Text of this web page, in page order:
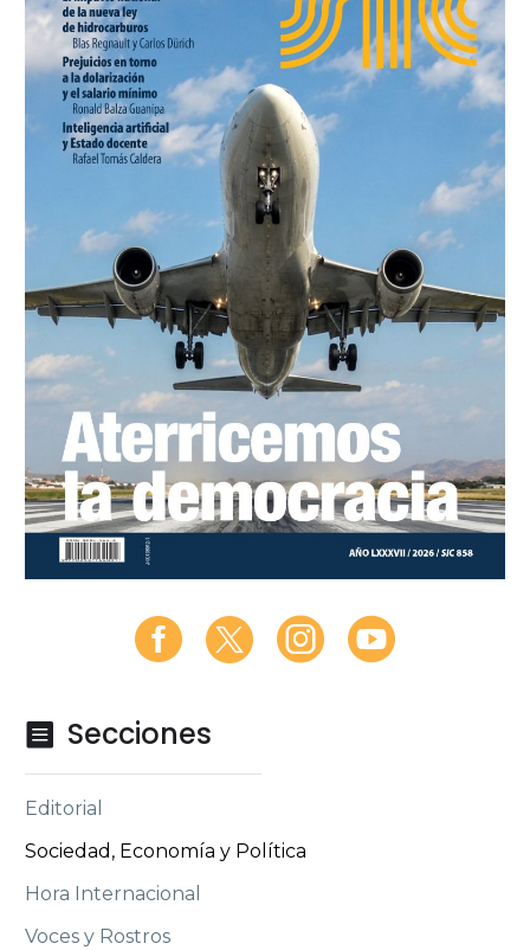
 Secciones
Editorial
Sociedad, Economía y Política
Hora Internacional
Voces y Rostros